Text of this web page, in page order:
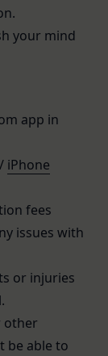
your mind
app in
/ iPhone
fees
issues with
or injuries
other
be able to
訂正また
報保護法
におい
お申し出
合わせ
をいただ
す。あら
ます。
受信でき
さまの個
に関して
により登
す。
った場合
す。
し、承
ドの利
します。
者への
洩しては
の過失